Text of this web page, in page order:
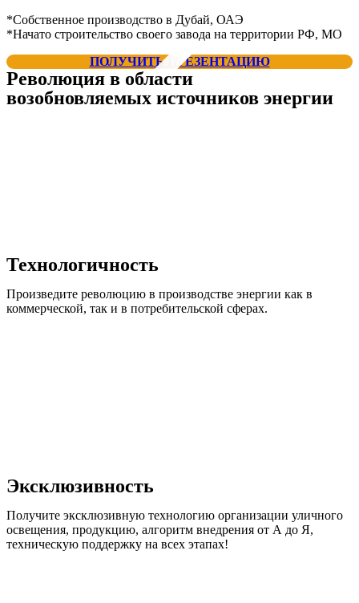
*Собственное производство в Дубай, ОАЭ
*Начато строительство своего завода на территории РФ, МО
ПОЛУЧИТЬ ПРЕЗЕНТАЦИЮ
Революция в области
возобновляемых источников энергии
Технологичность
Произведите революцию в производстве энергии как в
коммерческой, так и в потребительской сферах.
Эксклюзивность
Получите эксклюзивную технологию организации уличного
освещения, продукцию, алгоритм внедрения от А до Я,
техническую поддержку на всех этапах!